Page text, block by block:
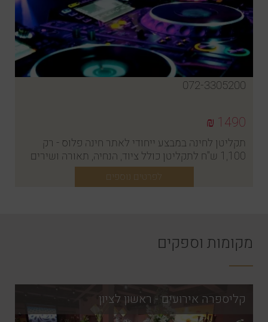
072-3305200
1490 ₪
תקליטן לחינה במבצע ייחודי לאתר חינה פלוס - רק
1,100 ש"ח לתקליטן כולל ציוד, הנחיה, תאורה ושירים
לחינה, בהתאמה אישיתלפרטים נוספים
מקומות וספקים
קליספרה אירועים - ראשון לציון